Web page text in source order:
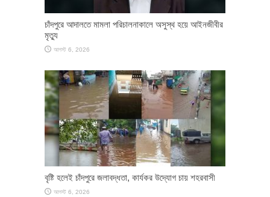
চাঁদপুরে আদালতে মামলা পরিচালনাকালে অসুস্থ হয়ে আইনজীবীর
মৃত্যু
আগস্ট 6, 2026
বৃষ্টি হলেই চাঁদপুরে জলাবদ্ধতা, কার্যকর উদ্যোগ চায় শহরবাসী
আগস্ট 6, 2026